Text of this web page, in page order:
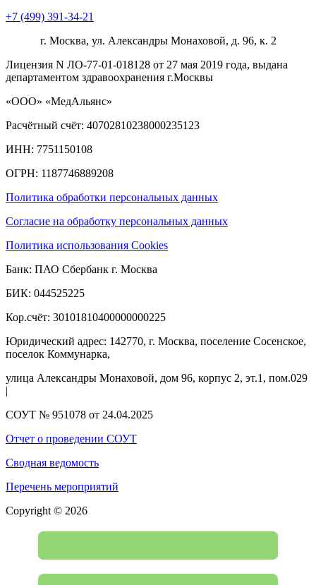
+7 (499) 391-34-21
г. Москва, ул. Александры Монаховой, д. 96, к. 2
Лицензия N ЛО-77-01-018128 от 27 мая 2019 года, выдана
департаментом здравоохранения г.Москвы
«ООО» «МедАльянс»
Расчётный счёт: 40702810238000235123
ИНН: 7751150108
ОГРН: 1187746889208​
Политика обработки персональных данных
Согласие на обработку персональных данных
Политика использования Cookies
Банк: ПАО Сбербанк г. Москва
БИК: 044525225
Кор.счёт: 30101810400000000225
Юридический адрес: 142770, г. Москва, поселение Сосенское,
поселок Коммунарка,
улица Александры Монаховой, дом 96, корпус 2, эт.1, пом.029
СОУТ № 951078 от 24.04.2025
Отчет о проведении СОУТ
Сводная ведомость
Перечень мероприятий
Copyright © 2026